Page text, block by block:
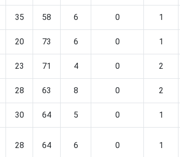
35 58 6 0 1
20 73 6 0 1
23 71 4 0 2
28 63 8 0 2
30 64 5 0 1
28 64 6 0 1